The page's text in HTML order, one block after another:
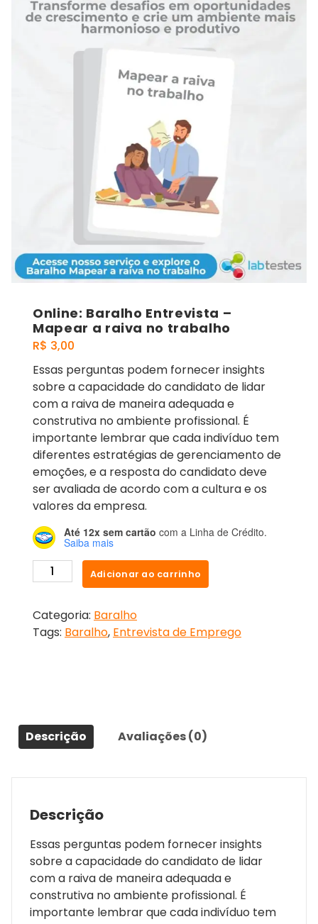
Online: Baralho Entrevista –
Mapear a raiva no trabalho
R$ 3,00
Essas perguntas podem fornecer insights
sobre a capacidade do candidato de lidar
com a raiva de maneira adequada e
construtiva no ambiente profissional. É
importante lembrar que cada indivíduo tem
diferentes estratégias de gerenciamento de
emoções, e a resposta do candidato deve
ser avaliada de acordo com a cultura e os
valores da empresa.
Até 12x sem cartão com a Linha de Crédito.
Saiba mais
Adicionar ao carrinho
Categoria: Baralho
Tags: Baralho, Entrevista de Emprego
Descrição Avaliações (0)
Descrição
Essas perguntas podem fornecer insights
sobre a capacidade do candidato de lidar
com a raiva de maneira adequada e
construtiva no ambiente profissional. É
importante lembrar que cada indivíduo tem